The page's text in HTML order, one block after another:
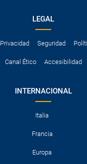
LEGAL
Privacidad Seguridad
Canal Ético Accesibilidad
INTERNACIONAL
Italia
Francia
Europa